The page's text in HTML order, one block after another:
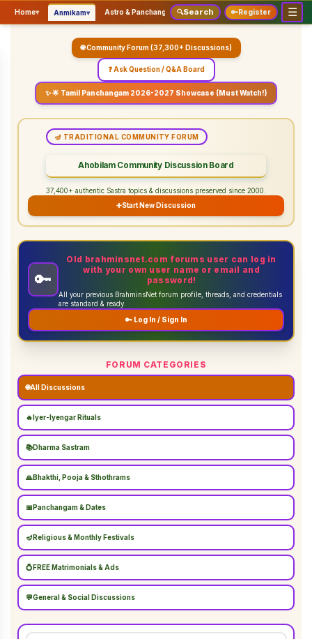
Home▾ Anmikam▾ Astro & Panchangam▾ Vaidhikam & Sastram▾
🔍Search 🔑Register ☰
🌐 Community Forum (37,300+ Discussions)
❓ Ask Question / Q&A Board
✨ 🌟 Tamil Panchangam 2026-2027 Showcase (Must Watch!)
🪔 TRADITIONAL COMMUNITY FORUM
Ahobilam Community Discussion Board
37,400+ authentic Sastra topics & discussions preserved since 2000.
➕Start New Discussion
🔑
Old brahminsnet.com forums user can log in
with your own user name or email and
password!
All your previous BrahminsNet forum profile, threads, and credentials
are standard & ready.
🔑 Log In / Sign In
FORUM CATEGORIES
🌐All Discussions
🔥 Iyer-Iyengar Rituals
📚Dharma Sastram
🙏Bhakthi, Pooja & Sthothrams
📅 Panchangam & Dates
🪔 Religious & Monthly Festivals
💍 FREE Matrimonials & Ads
💬General & Social Discussions